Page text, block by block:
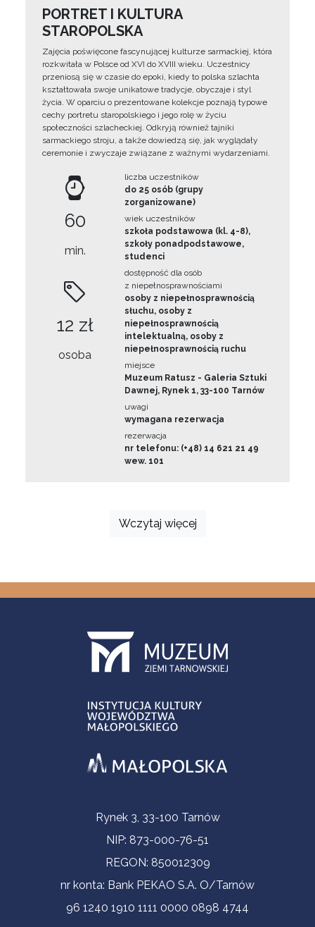
PORTRET I KULTURA
STAROPOLSKA
Zajęcia poświęcone fascynującej kulturze sarmackiej, która
rozkwitała w Polsce od XVI do XVIII wieku. Uczestnicy
przeniosą się w czasie do epoki, kiedy to polska szlachta
kształtowała swoje unikatowe tradycje, obyczaje i styl
życia. W oparciu o prezentowane kolekcje poznają typowe
cechy portretu staropolskiego i jego rolę w życiu
społeczności szlacheckiej. Odkryją również tajniki
sarmackiego stroju, a także dowiedzą się, jak wyglądały
ceremonie i zwyczaje związane z ważnymi wydarzeniami.
60
min.
12 zł
osoba
liczba uczestników
do 25 osób (grupy
zorganizowane)
wiek uczestników
szkoła podstawowa (kl. 4-8),
szkoły ponadpodstawowe,
studenci
dostępność dla osób
z niepełnosprawnościami
osoby z niepełnosprawnością
słuchu, osoby z
niepełnosprawnością
intelektualną, osoby z
niepełnosprawnością ruchu
miejsce
Muzeum Ratusz - Galeria Sztuki
Dawnej, Rynek 1, 33-100 Tarnów
uwagi
wymagana rezerwacja
rezerwacja
nr telefonu: (+48) 14 621 21 49
wew. 101
Wczytaj więcej
Informacje kontaktoweRynek 3, 33-100 Tarnów
NIP: 873-000-76-51
REGON: 850012309
nr konta: Bank PEKAO S.A. O/Tarnów
96 1240 1910 1111 0000 0898 4744